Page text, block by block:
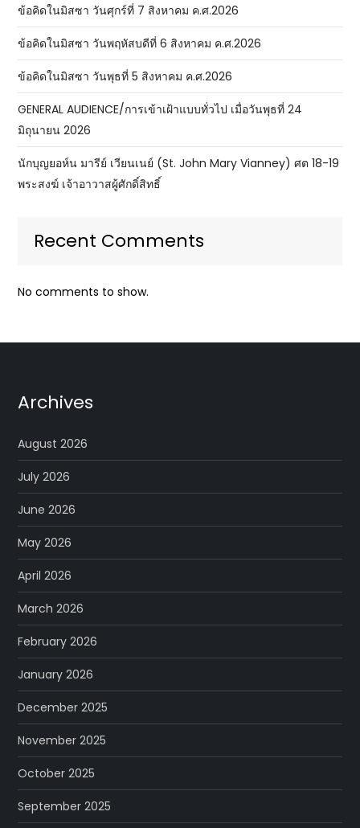
ข้อคิดในมิสซา วันศุกร์ที่ 7 สิงหาคม ค.ศ.2026
ข้อคิดในมิสซา วันพฤหัสบดีที่ 6 สิงหาคม ค.ศ.2026
ข้อคิดในมิสซา วันพุธที่ 5 สิงหาคม ค.ศ.2026
GENERAL AUDIENCE/การเข้าเฝ้าแบบทั่วไป เมื่อวันพุธที่ 24
มิถุนายน 2026
นักบุญยอห์น มารีย์ เวียนเนย์ (St. John Mary Vianney) ศต 18-19
พระสงฆ์ เจ้าอาวาสผู้ศักดิ์สิทธิ์
Recent Comments
No comments to show.
Archives
August 2026
July 2026
June 2026
May 2026
April 2026
March 2026
February 2026
January 2026
December 2025
November 2025
October 2025
September 2025